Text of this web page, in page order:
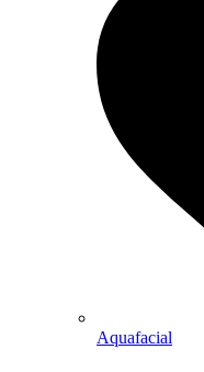
Aquafacial